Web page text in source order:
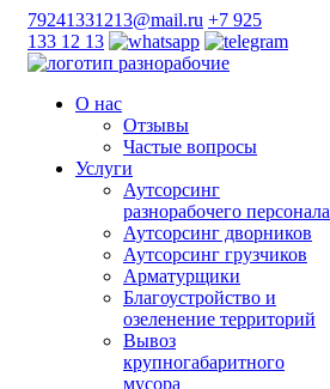
79241331213@mail.ru +7 925
133 12 13
О нас
Отзывы
Частые вопросы
Услуги
Аутсорсинг
разнорабочего персонала
Аутсорсинг дворников
Аутсорсинг грузчиков
Арматурщики
Благоустройство и
озеленение территорий
Вывоз
крупногабаритного
мусора